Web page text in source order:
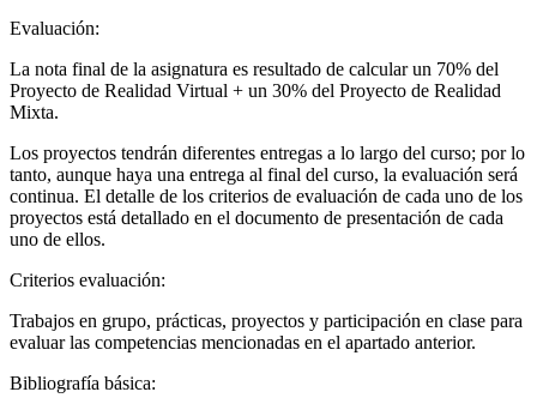
Evaluación:
La nota final de la asignatura es resultado de calcular un 70% del
Proyecto de Realidad Virtual + un 30% del Proyecto de Realidad
Mixta.
Los proyectos tendrán diferentes entregas a lo largo del curso; por lo
tanto, aunque haya una entrega al final del curso, la evaluación será
continua. El detalle de los criterios de evaluación de cada uno de los
proyectos está detallado en el documento de presentación de cada
uno de ellos.
Criterios evaluación:
Trabajos en grupo, prácticas, proyectos y participación en clase para
evaluar las competencias mencionadas en el apartado anterior.
Bibliografía básica: